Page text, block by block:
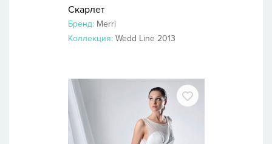
Скарлет
Бренд: Merri
Коллекция: Wedd Line 2013